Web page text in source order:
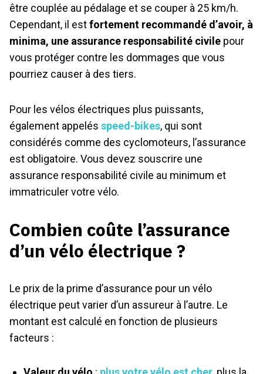
être couplée au pédalage et se couper à 25 km/h.
Cependant, il estfortement recommandé d’avoir, à
minima, une assurance responsabilité civile pour
vous protéger contre les dommages que vous
pourriez causer à des tiers.
Pour les vélos électriques plus puissants,
également appelés speed-bikes, qui sont
considérés comme des cyclomoteurs, l’assurance
est obligatoire. Vous devez souscrire une
assurance responsabilité civile au minimum et
immatriculer votre vélo.
Combien coûte l’assurance
d’un vélo électrique ?
Le prix de la prime d’assurance pour un vélo
électrique peut varier d’un assureur à l’autre. Le
montant est calculé en fonction de plusieurs
facteurs :